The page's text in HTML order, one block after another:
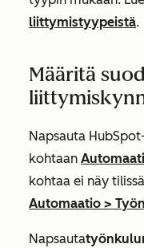
liittymistyypeistä.
Määritä
Napsauta
kohtaan
kohtaa ei näy
Automaatio >
Napsauta